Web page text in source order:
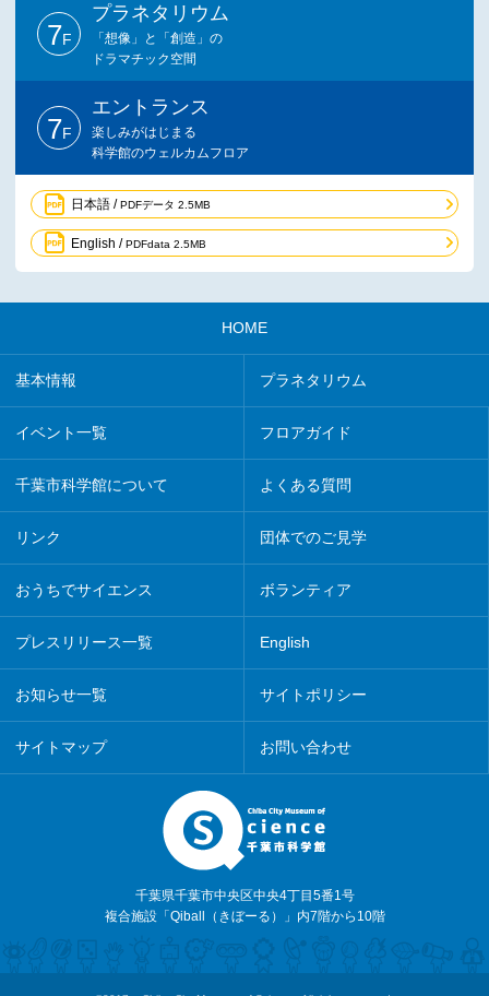
7F
プラネタリウム
「想像」と「創造」の
ドラマチック空間
7F
エントランス
楽しみがはじまる
科学館のウェルカムフロア
日本語 /PDFデータ 2.5MB
English /PDFdata 2.5MB
HOME
基本情報 プラネタリウム
イベント一覧 フロアガイド
千葉市科学館について よくある質問
リンク 団体でのご見学
おうちでサイエンス ボランティア
プレスリリース一覧 English
お知らせ一覧 サイトポリシー
サイトマップ お問い合わせ
千葉県千葉市中央区中央4丁目5番1号
複合施設「Qiball（きぼーる）」内7階から10階